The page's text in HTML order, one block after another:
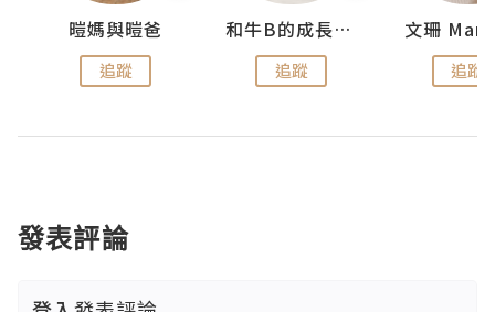
暟媽與暟爸
追蹤
和牛B的成長日記
追蹤
文珊
追蹤
發表評論